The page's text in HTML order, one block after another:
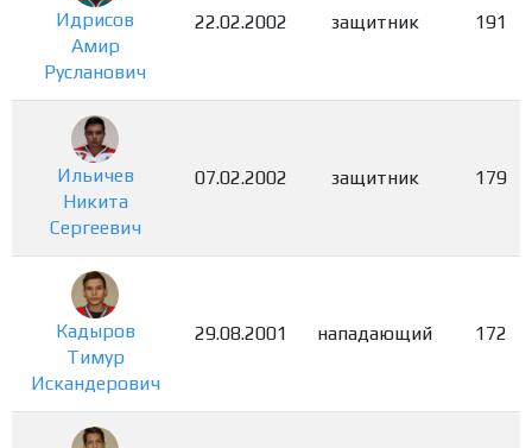
Идрисов
Амир
Русланович
22.02.2002 защитник 191
Ильичев
Никита
Сергеевич
07.02.2002 защитник 179
Кадыров
Тимур
Искандерович
29.08.2001 нападающий 172